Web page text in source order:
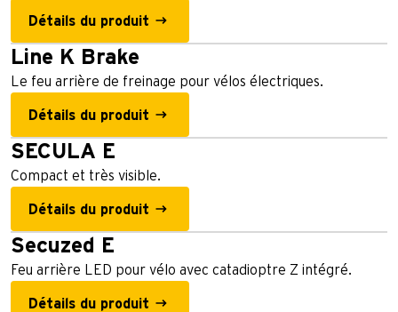
Détails du produit
Line K Brake
Le feu arrière de freinage pour vélos électriques.
Détails du produit
SECULA E
Compact et très visible.
Détails du produit
Secuzed E
Feu arrière LED pour vélo avec catadioptre Z intégré.
Détails du produit